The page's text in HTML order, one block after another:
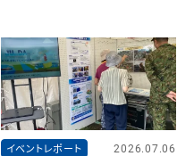
イベントレポート 2026.07.06